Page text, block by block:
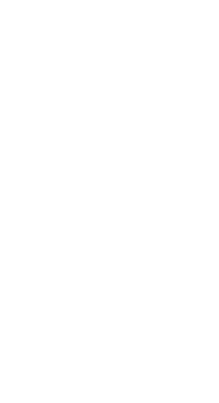
させていただ
了承ください。
き作成されるも
ようお願いしま
です。
ありません。
ず変更すること
1000ppm以下、
下、フタル酸ジブチ
ない年数を意
貨物等」とい
可)を取得する
要な手段を講じ
ムロン制御